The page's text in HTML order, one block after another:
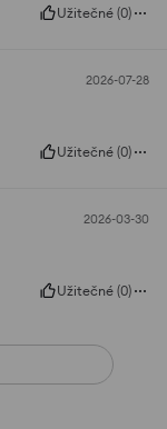
Užitečné (0)
2026-07-28
Užitečné (0)
2026-03-30
Užitečné (0)